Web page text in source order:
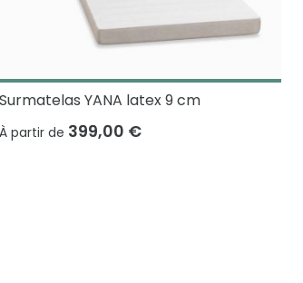
Surmatelas YANA latex 9 cm
À partir de 399,00 €